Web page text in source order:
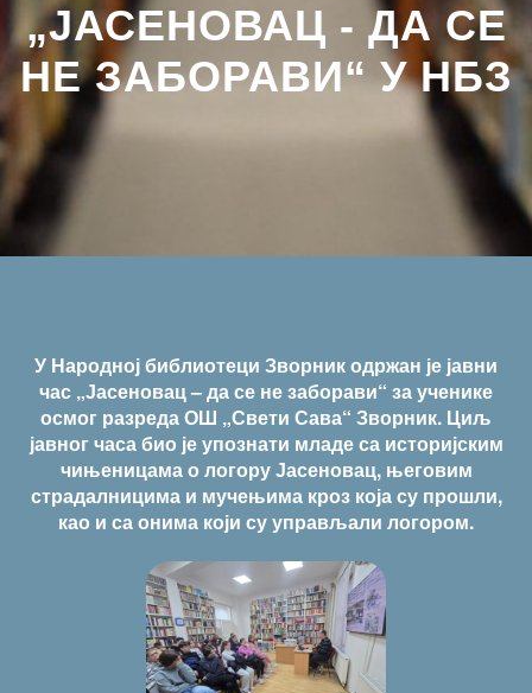
„ЈАСЕНОВАЦ - ДА СЕ
НЕ ЗАБОРАВИ“ У НБЗ
У Народној библиотеци Зворник одржан је јавни
час „Јасеновац – да се не заборави“ за ученике
осмог разреда ОШ „Свети Сава“ Зворник. Циљ
јавног часа био је упознати младе са историјским
чињеницама о логору Јасеновац, његовим
страдалницима и мучењима кроз која су прошли,
као и са онима који су управљали логором.